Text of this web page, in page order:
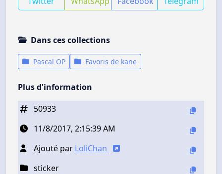
Dans ces collections
Pascal OP Favoris de kane
Plus d'information
50933
11/8/2017, 2:15:39 AM
Ajouté par LoliChan
sticker